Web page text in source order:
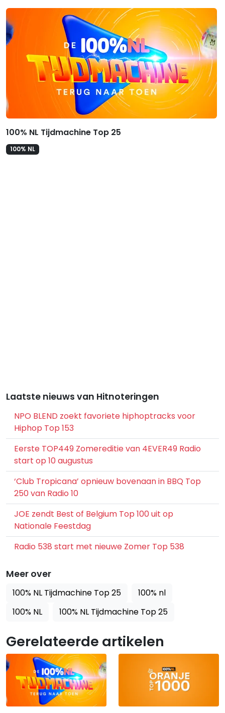
Gerelateerde hitlijsten
100% NL Tijdmachine Top 25
100% NL
Laatste nieuws van Hitnoteringen
NPO BLEND zoekt favoriete hiphoptracks voor
Hiphop Top 153
Eerste TOP449 Zomereditie van 4EVER49 Radio
start op 10 augustus
‘Club Tropicana’ opnieuw bovenaan in BBQ Top
250 van Radio 10
JOE zendt Best of Belgium Top 100 uit op
Nationale Feestdag
Radio 538 start met nieuwe Zomer Top 538
Meer over
100% NL Tijdmachine Top 25
100% nl
100% NL
100% NL Tijdmachine Top 25
Gerelateerde artikelen